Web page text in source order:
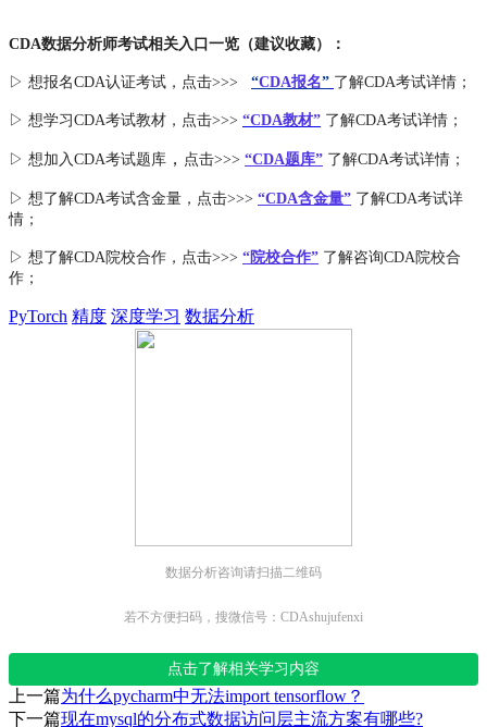
CDA数据分析师考试相关入口一览（建议收藏）：
▷ 想报名CDA认证考试，点击>>> “CDA报名” 了解CDA考试详情；
▷ 想学习CDA考试教材，点击>>> “CDA教材” 了解CDA考试详情；
▷ 想加入CDA考试题库 ， 点击>>> “CDA题库” 了解CDA考试详情；
▷ 想了解CDA考试含金量 ，点击>>> “CDA含金量” 了解CDA考试详
情；
▷ 想了解CDA院校合作 ，点击>>> “院校合作” 了解咨询CDA院校合
作；
PyTorch 精度 深度学习 数据分析
数据分析咨询请扫描二维码
若不方便扫码，搜微信号：CDAshujufenxi
点击了解相关学习内容
上一篇为什么pycharm中无法import tensorflow？
下一篇现在mysql的分布式数据访问层主流方案有哪些?